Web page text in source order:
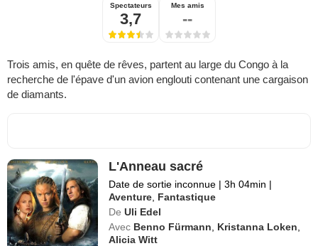
Spectateurs
3,7
Mes amis
--
Trois amis, en quête de rêves, partent au large du Congo à la
recherche de l'épave d'un avion englouti contenant une cargaison
de diamants.
L'Anneau sacré
Date de sortie inconnue | 3h 04min |
Aventure Fantastique
De Uli Edel
Avec Benno Fürmann Kristanna Loken
Alicia Witt